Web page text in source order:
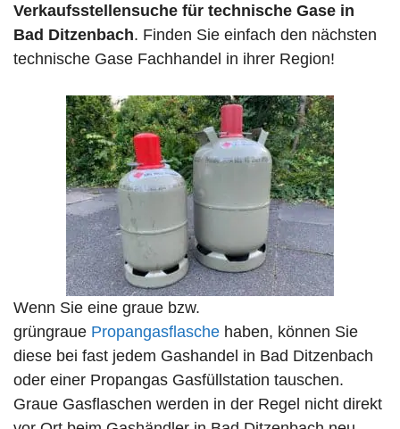
Verkaufsstellensuche für technische Gase in
Bad Ditzenbach. Finden Sie einfach den nächsten
technische Gase Fachhandel in ihrer Region!
Wenn Sie eine graue bzw.
grüngraue Propangasflasche haben, können Sie
diese bei fast jedem Gashandel in Bad Ditzenbach
oder einer Propangas Gasfüllstation tauschen.
Graue Gasflaschen werden in der Regel nicht direkt